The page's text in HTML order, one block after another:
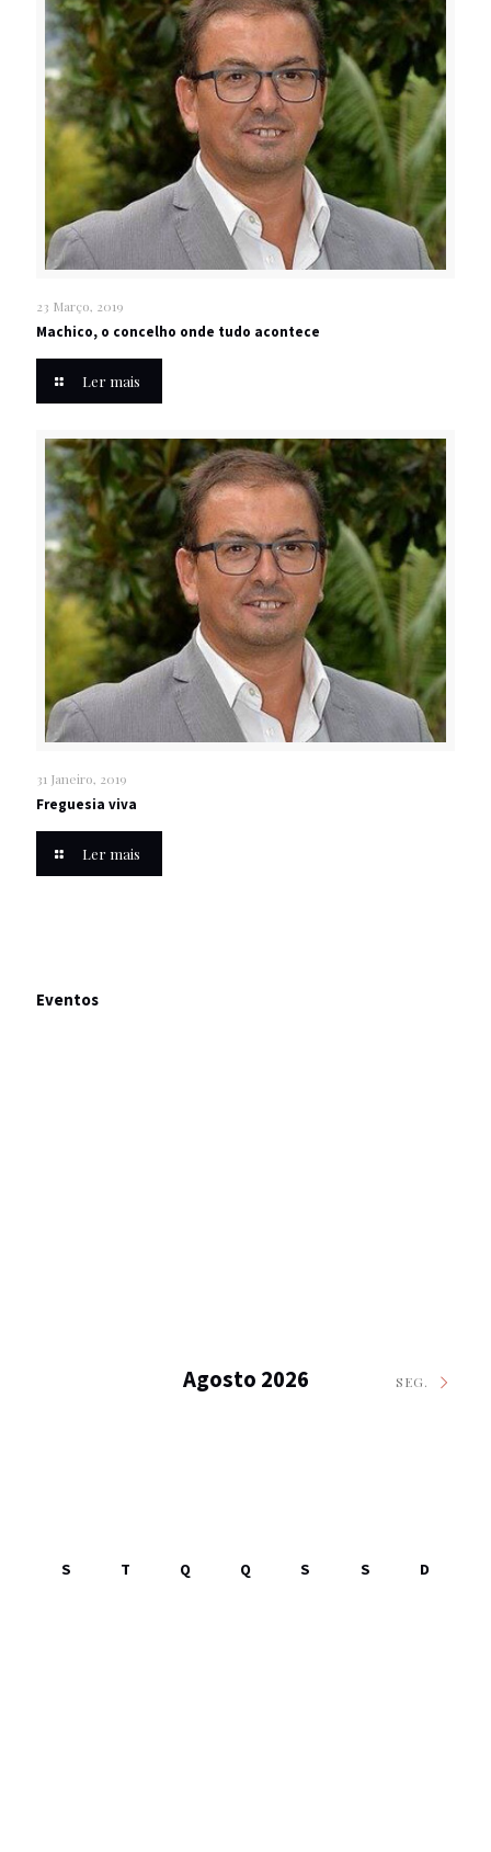
23 Março, 2019
Machico, o concelho onde tudo acontece
Ler mais
31 Janeiro, 2019
Freguesia viva
Ler mais
Eventos
Agosto 2026 SEG.
S T Q Q S S D